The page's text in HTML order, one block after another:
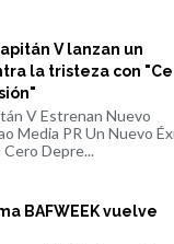
V lanzan un
la tristeza con
V Estrenan Nuevo
Media PR Un Nuevo
Depre...
BAFWEEK vuelve